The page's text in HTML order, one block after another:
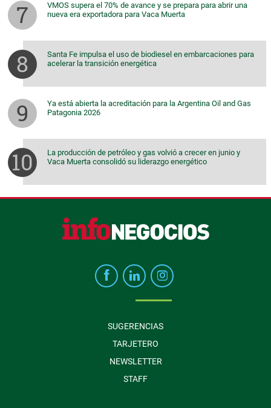
VMOS supera el 70% de avance y se prepara para abrir una
nueva era exportadora para Vaca Muerta
Santa Fe impulsa el uso de biodiesel en embarcaciones para
acelerar la transición energética
Ya está abierta la acreditación para la Argentina Oil and Gas
Patagonia 2026
La producción de petróleo y gas volvió a crecer en junio y
Vaca Muerta consolidó su liderazgo energético
SUGERENCIAS
TARJETERO
NEWSLETTER
STAFF